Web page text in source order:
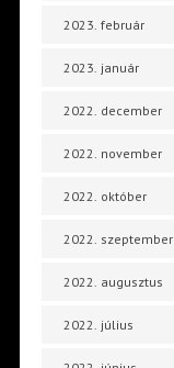
2023. február
2023. január
2022. december
2022. november
2022. október
2022. szeptember
2022. augusztus
2022. július